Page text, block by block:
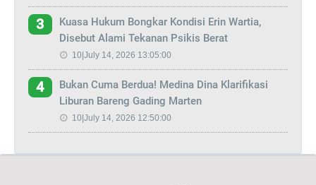
3
Kuasa Hukum Bongkar Kondisi Erin Wartia,
Disebut Alami Tekanan Psikis Berat
10|July 14, 2026 13:05:00
4
Bukan Cuma Berdua! Medina Dina Klarifikasi
Liburan Bareng Gading Marten
10|July 14, 2026 12:50:00